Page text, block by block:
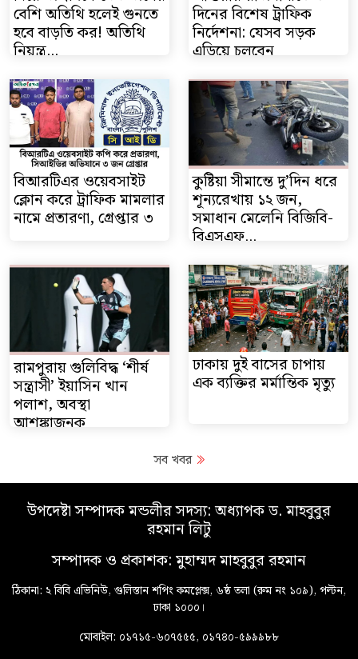
বেশি অতিথি হলেই গুনতে
হবে বাড়তি কর! অতিথি
নিয়ন্ত্র...
দিনের বিশেষ ট্রাফিক
নির্দেশনা: যেসব সড়ক
এড়িয়ে চলবেন
ক্লোন করে ট্রাফিক মামলার
নামে প্রতারণা, গ্রেপ্তার ৩
শূন্যরেখায় ১২ জন,
সমাধান মেলেনি বিজিবি-
বিএসএফ...
এক ব্যক্তির মর্মান্তিক মৃত্যু
সব খবর
উপদেষ্টা সম্পাদক মন্ডলীর সদস্য: অধ্যাপক ড. মাহবুবুর
রহমান লিটু
সম্পাদক ও প্রকাশক: মুহাম্মদ মাহবুবুর রহমান